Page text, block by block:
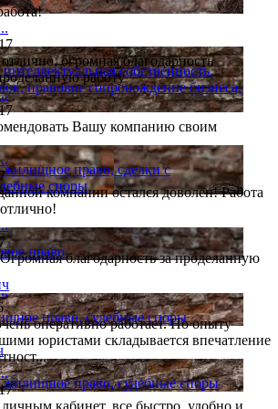
собственность,
правовое сопровождение бизнеса,
жилищное право, сделки с
споры
право
право, судебные споры
жилищное право, судебные споры
огромная благодарность
работу
Вашу компанию своим
компании остался доволен! Работа
благодарность за проделанную
оперативно работает. По опыту
юристами складывается впечатление